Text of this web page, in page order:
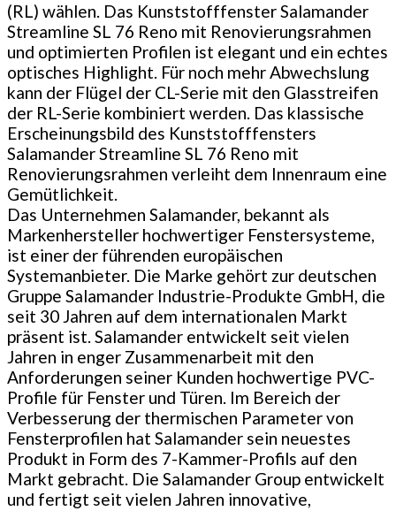
(RL) wählen. Das Kunststofffenster Salamander
Streamline SL 76 Reno mit Renovierungsrahmen
und optimierten Profilen ist elegant und ein echtes
optisches Highlight. Für noch mehr Abwechslung
kann der Flügel der CL-Serie mit den Glasstreifen
der RL-Serie kombiniert werden. Das klassische
Erscheinungsbild des Kunststofffensters
Salamander Streamline SL 76 Reno mit
Renovierungsrahmen verleiht dem Innenraum eine
Gemütlichkeit.
Das Unternehmen Salamander, bekannt als
Markenhersteller hochwertiger Fenstersysteme,
ist einer der führenden europäischen
Systemanbieter. Die Marke gehört zur deutschen
Gruppe Salamander Industrie-Produkte GmbH, die
seit 30 Jahren auf dem internationalen Markt
präsent ist. Salamander entwickelt seit vielen
Jahren in enger Zusammenarbeit mit den
Anforderungen seiner Kunden hochwertige PVC-
Profile für Fenster und Türen. Im Bereich der
Verbesserung der thermischen Parameter von
Fensterprofilen hat Salamander sein neuestes
Produkt in Form des 7-Kammer-Profils auf den
Markt gebracht. Die Salamander Group entwickelt
und fertigt seit vielen Jahren innovative,